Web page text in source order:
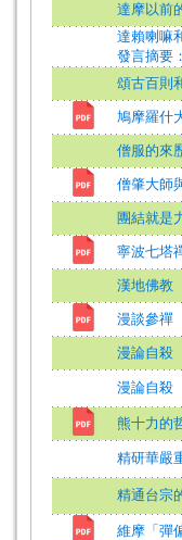
達摩以前
達賴喇嘛
發言摘要
頌古百則
鳩摩羅什
僧服的來
僧肇大師
團結就是
寧波七塔
漢地佛教
漫談參禪
漫論自殺
漫論自殺
熊十力的
精研華嚴
精通台宗
維摩「彈